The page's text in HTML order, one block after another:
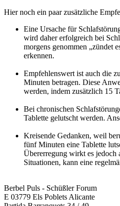
Hier noch ein paar zusätzliche
Eine Ursache für
wird daher erfolgreich bei
morgens genommen „zündet
erkennen.
Empfehlenswert ist auch die
Minuten betragen. Diese
werden, indem zusätzlich 15
Bei chronischen
Tablette gelutscht werden.
Kreisende Gedanken, weil
fünf Minuten eine Tablette
Übererregung wirkt es jedoch
Situationen, kann eine
Berbel Puls - Schüßler Forum
E 03779 Els Poblets Alicante